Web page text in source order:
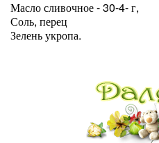
Масло сливочное - 30-4- г,
Соль, перец
Зелень укропа.